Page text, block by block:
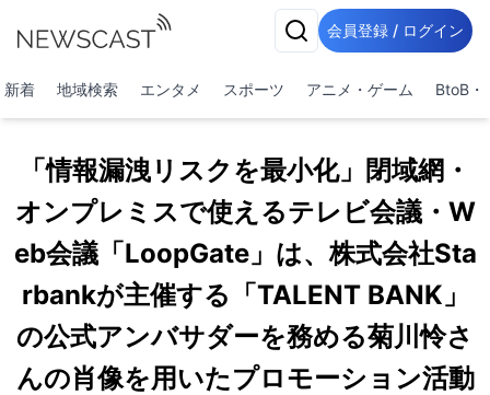
会員登録 / ログイン
新着 地域検索 エンタメ スポーツ アニメ・ゲーム BtoB・
「情報漏洩リスクを最小化」閉域網・
オンプレミスで使えるテレビ会議・W
eb会議「LoopGate」は、株式会社Sta
rbankが主催する「TALENT BANK」
の公式アンバサダーを務める菊川怜さ
んの肖像を用いたプロモーション活動